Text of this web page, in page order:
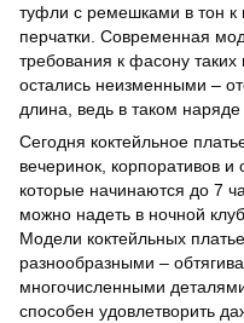
туфли с ремешками в тон
перчатки. Современная
требования к фасону
остались неизменными –
длина, ведь в таком
Сегодня коктейльное
вечеринок, корпоративов
которые начинаются до 7
можно надеть в ночной
Модели коктейльных
разнообразными –
многочисленными
способен удовлетворить